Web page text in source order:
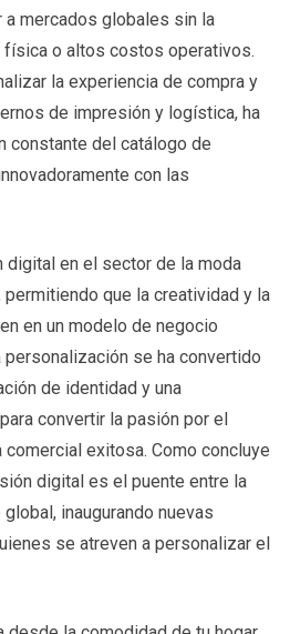
mercados globales sin la
física o altos costos operativos.
la experiencia de compra y
de impresión y logística, ha
constante del catálogo de
con las
digital en el sector de la moda
que la creatividad y la
en un modelo de negocio
se ha convertido
de identidad y una
convertir la pasión por el
exitosa. Como concluye
digital es el puente entre la
inaugurando nuevas
se atreven a personalizar el